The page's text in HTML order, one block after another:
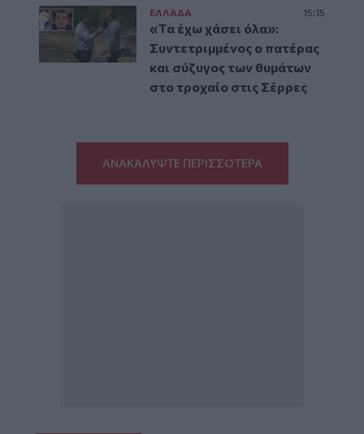
ΕΛΛAΔΑ 15:15
«Τα έχω χάσει όλα»:
Συντετριμμένος ο πατέρας
και σύζυγος των θυμάτων
στο τροχαίο στις Σέρρες
ΑΝΑΚΑΛΥΨΤΕ ΠΕΡΙΣΣΟΤΕΡΑ